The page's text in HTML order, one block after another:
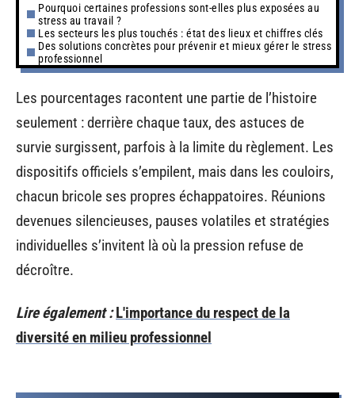
Pourquoi certaines professions sont-elles plus exposées au
stress au travail ?
Les secteurs les plus touchés : état des lieux et chiffres clés
Des solutions concrètes pour prévenir et mieux gérer le stress
professionnel
Les pourcentages racontent une partie de l’histoire
seulement : derrière chaque taux, des astuces de
survie surgissent, parfois à la limite du règlement. Les
dispositifs officiels s’empilent, mais dans les couloirs,
chacun bricole ses propres échappatoires. Réunions
devenues silencieuses, pauses volatiles et stratégies
individuelles s’invitent là où la pression refuse de
décroître.
Lire également : L'importance du respect de la
diversité en milieu professionnel